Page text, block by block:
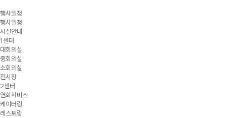
행사일정
행사일정
시설안내
1센터
대회의실
중회의실
소회의실
전시장
2센터
연회서비스
케이터링
레스토랑